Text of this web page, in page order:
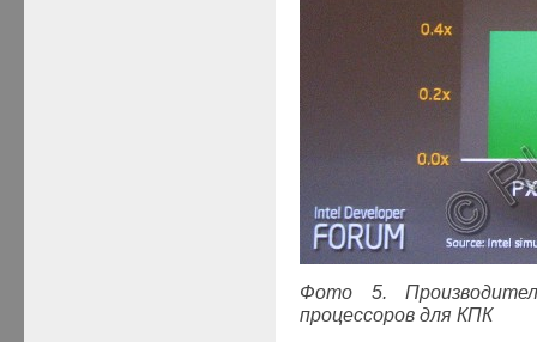
Фото 5.
процессоров для КПК